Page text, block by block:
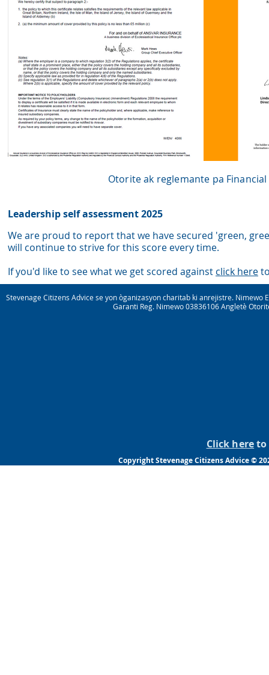
Otorite ak reglemante pa
Leadership self assessment 2025
We are proud to report that we have secured 'green,
will continue to strive for this score every time.
If you'd like to see what we get scored against click here
Stevenage Citizens Advice se yon òganizasyon charitab ki anrejistre.
Garanti Reg. Nimewo 03836106 Angletè
Click hereto
Copyright Stevenage Citizens Advice ©